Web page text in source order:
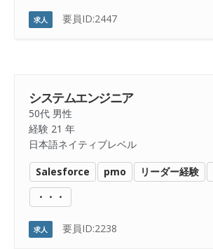
求人 要員ID:2447
システムエンジニア
50代 男性
経験 21 年
日本語ネイティブレベル
Salesforce pmo リーダー経験
・・・
求人 要員ID:2238